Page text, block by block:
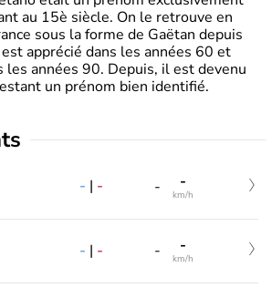
au 15è siècle. On le retrouve en
sous la forme de Gaëtan depuis
apprécié dans les années 60 et
les années 90. Depuis, il est devenu
un prénom bien identifié.
- | - - -
km/h
- | - - -
km/h